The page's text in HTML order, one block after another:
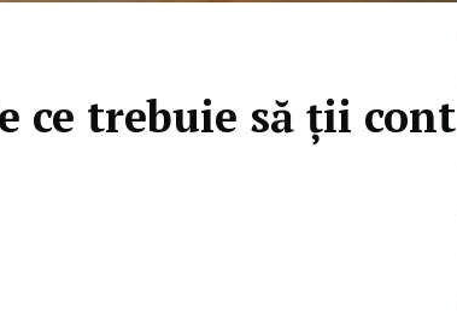
ce trebuie să ţii cont